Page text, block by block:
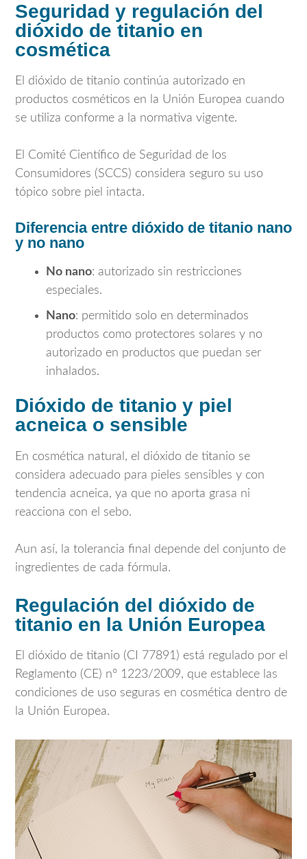
Seguridad y regulación del
dióxido de titanio en
cosmética
El dióxido de titanio continúa autorizado en
productos cosméticos en la Unión Europea cuando
se utiliza conforme a la normativa vigente.
El Comité Científico de Seguridad de los
Consumidores (SCCS) considera seguro su uso
tópico sobre piel intacta.
Diferencia entre dióxido de titanio nano
y no nano
No nano: autorizado sin restricciones
especiales.
Nano: permitido solo en determinados
productos como protectores solares y no
autorizado en productos que puedan ser
inhalados.
Dióxido de titanio y piel
acneica o sensible
En cosmética natural, el dióxido de titanio se
considera adecuado para pieles sensibles y con
tendencia acneica, ya que no aporta grasa ni
reacciona con el sebo.
Aun así, la tolerancia final depende del conjunto de
ingredientes de cada fórmula.
Regulación del dióxido de
titanio en la Unión Europea
El dióxido de titanio (CI 77891) está regulado por el
Reglamento (CE) nº 1223/2009, que establece las
condiciones de uso seguras en cosmética dentro de
la Unión Europea.